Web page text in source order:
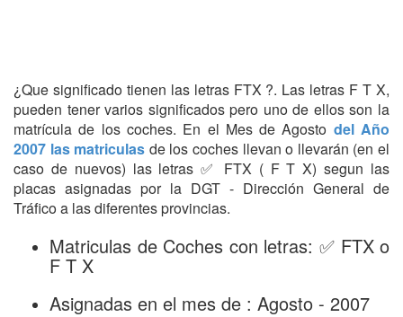
¿Que significado tienen las letras FTX ?. Las letras F T X,
pueden tener varios significados pero uno de ellos son la
matrícula de los coches. En el Mes de Agosto del Año
2007 las matriculas de los coches llevan o llevarán (en el
caso de nuevos) las letras ✅ FTX ( F T X) segun las
placas asignadas por la DGT - Dirección General de
Tráfico a las diferentes provincias.
Matriculas de Coches con letras: ✅ FTX o
F T X
Asignadas en el mes de : Agosto - 2007